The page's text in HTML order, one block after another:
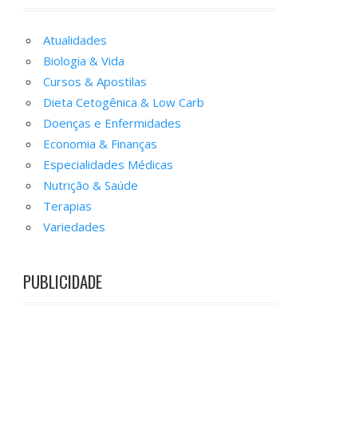
Atualidades
Biologia & Vida
Cursos & Apostilas
Dieta Cetogênica & Low Carb
Doenças e Enfermidades
Economia & Finanças
Especialidades Médicas
Nutrição & Saúde
Terapias
Variedades
PUBLICIDADE